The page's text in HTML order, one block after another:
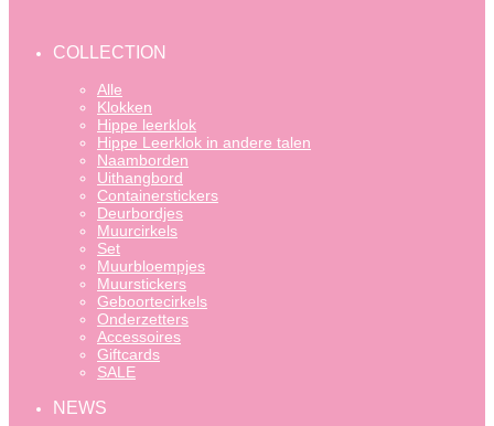
COLLECTION
Alle
Klokken
Hippe leerklok
Hippe Leerklok in andere talen
Naamborden
Uithangbord
Containerstickers
Deurbordjes
Muurcirkels
Set
Muurbloempjes
Muurstickers
Geboortecirkels
Onderzetters
Accessoires
Giftcards
SALE
NEWS